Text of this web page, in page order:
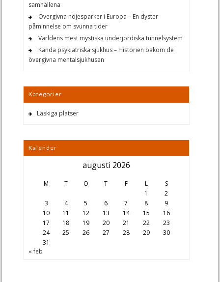
samhällena
Övergivna nöjesparker i Europa – En dyster
påminnelse om svunna tider
Världens mest mystiska underjordiska tunnelsystem
Kända psykiatriska sjukhus – Historien bakom de
övergivna mentalsjukhusen
Kategorier
Läskiga platser
Kalender
augusti 2026
M T O T F L
S
1
2
3
4 5 6 7 8
9
10
11 12 13 14 15
16
17
18 19 20 21 22
23
24
25 26 27 28 29
30
31
« feb